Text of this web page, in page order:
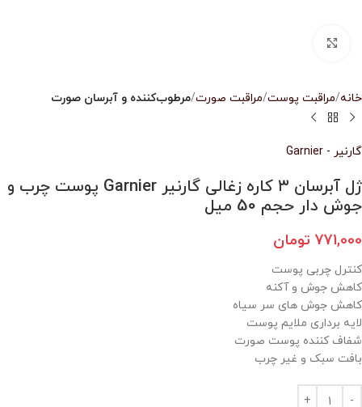
خانه مراقبت پوست مراقبت صورت مرطوب‌کننده و آبرسان صورت
گارنیر - Garnier
ژل آبرسان ۳ کاره زغالی گارنیر Garnier پوست چرب و
جوش دار حجم 50 میل
771,000 تومان
کنترل چربی پوست
کاهش جوش و آکنه
کاهش جوش های سر سیاه
لایه برداری ملایم پوست
شفاف کننده پوست صورت
بافت سبک و غیر چرب